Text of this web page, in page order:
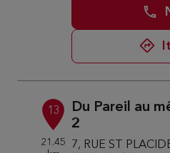
13
21.45
Du Pareil au
2
7, RUE ST